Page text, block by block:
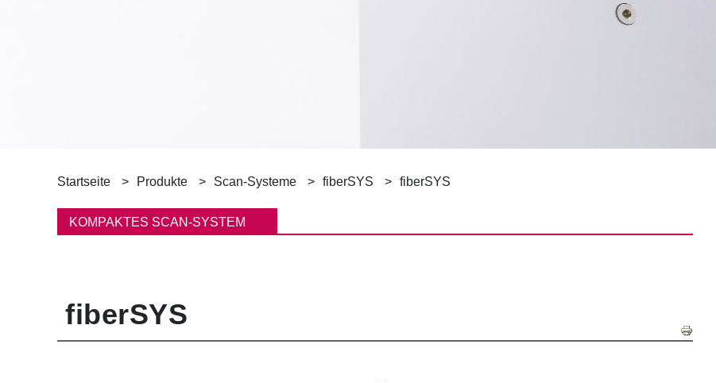
P
f
n
a
Startseite Produkte Scan-Systeme fiberSYS fiberSYS
KOMPAKTES SCAN-SYSTEM
fiberSYS